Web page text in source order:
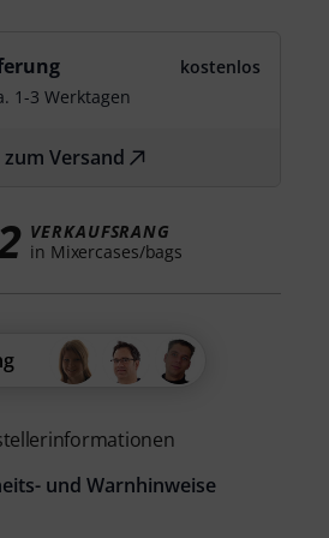
kostenlos
1-3 Werktagen
Versand
VERKAUFSRANG
in Mixercases/bags
und Warnhinweise